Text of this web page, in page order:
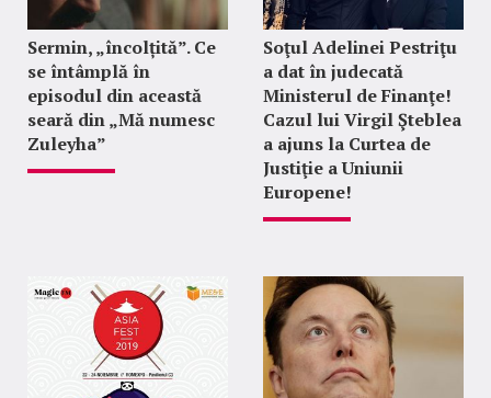
Sermin, „încolțită”. Ce
se întâmplă în
episodul din această
seară din „Mă numesc
Zuleyha”
Soţul Adelinei Pestriţu
a dat în judecată
Ministerul de Finanţe!
Cazul lui Virgil Şteblea
a ajuns la Curtea de
Justiţie a Uniunii
Europene!